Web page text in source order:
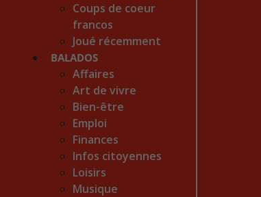
Coups de coeur
francos
Joué récemment
BALADOS
Affaires
Art de vivre
Bien-être
Emploi
Finances
Infos citoyennes
Loisirs
Musique